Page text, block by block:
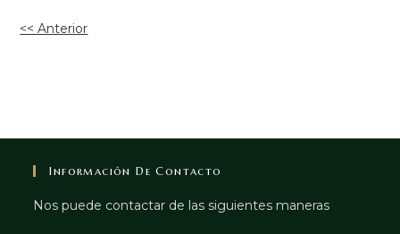
<< Anterior
Información De Contacto
Nos puede contactar de las siguientes maneras